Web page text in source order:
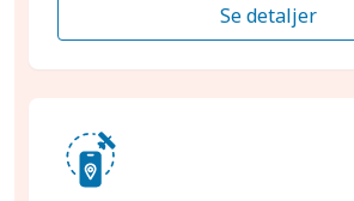
Se detaljer